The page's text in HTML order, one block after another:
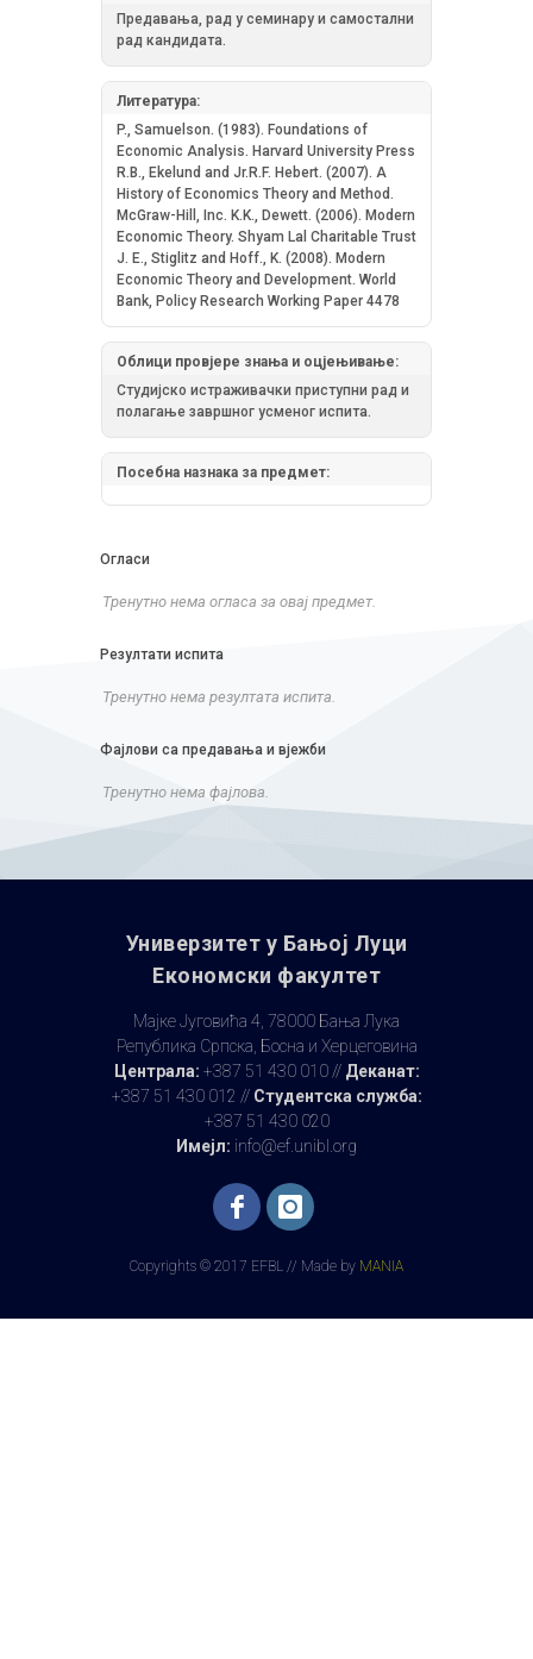
Предавања, рад у семинару и самостални
рад кандидата.
Литература:
P., Samuelson. (1983). Foundations of
Economic Analysis. Harvard University Press
R.B., Ekelund and Jr.R.F. Hebert. (2007). A
History of Economics Theory and Method.
McGraw-Hill, Inc. K.K., Dewett. (2006). Modern
Economic Theory. Shyam Lal Charitable Trust
J. E., Stiglitz and Hoff., K. (2008). Modern
Economic Theory and Development. World
Bank, Policy Research Working Paper 4478
Облици провјере знања и оцјењивање:
Студијско истраживачки приступни рад и
полагање завршног усменог испита.
Посебна назнака за предмет:
Огласи
Тренутно нема огласа за овај предмет.
Резултати испита
Тренутно нема резултата испита.
Фајлови са предавања и вјежби
Тренутно нема фајлова.
Универзитет у Бањoj Луци
Економски факултет
Мајке Југовића 4, 78000 Бања Лука
Република Српска, Босна и Херцеговина
Централа: +387 51 430 010 // Деканат:
+387 51 430 012 // Студентска служба:
+387 51 430 020
Имејл: info@ef.unibl.org
Copyrights © 2017 EFBL // Made by MANIA